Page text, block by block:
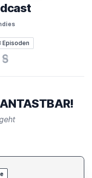
Episoden
Steady